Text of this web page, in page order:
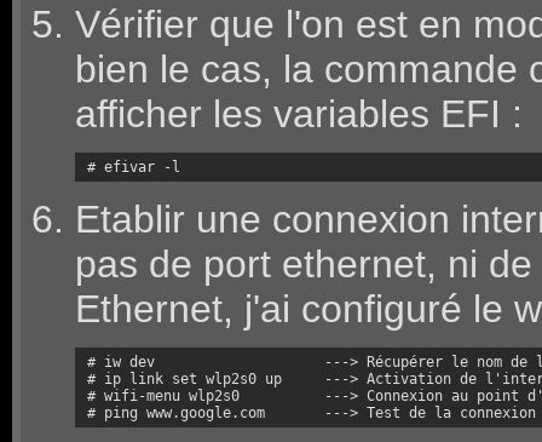
Vérifier que l'on est en
bien le cas, la commande
afficher les variables EFI :
# efivar -l
Etablir une connexion
pas de port ethernet, ni
Ethernet, j'ai configuré le
# iw dev                    ---> Récupérer le nom de
# ip link set wlp2s0 up     ---> Activation de
# wifi-menu wlp2s0          ---> Connexion au point
# ping www.google.com       ---> Test de la connexion